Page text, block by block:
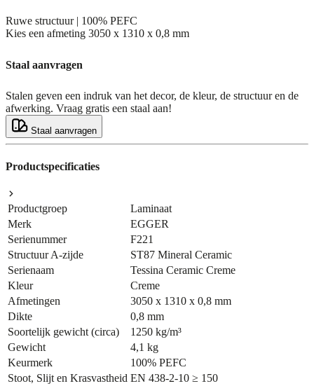
Ruwe structuur | 100% PEFC
Kies een afmeting 3050 x 1310 x 0,8 mm
Staal aanvragen
Stalen geven een indruk van het decor, de kleur, de structuur en de
afwerking. Vraag gratis een staal aan!
Staal aanvragen
Productspecificaties
Productgroep
Laminaat
Merk
EGGER
Serienummer
F221
Structuur A-zijde
ST87 Mineral Ceramic
Serienaam
Tessina Ceramic Creme
Kleur
Creme
Afmetingen
3050 x 1310 x 0,8 mm
Dikte
0,8 mm
Soortelijk gewicht (circa)
1250 kg/m³
Gewicht
4,1 kg
Keurmerk
100% PEFC
Stoot, Slijt en Krasvastheid EN 438-2-10 ≥ 150